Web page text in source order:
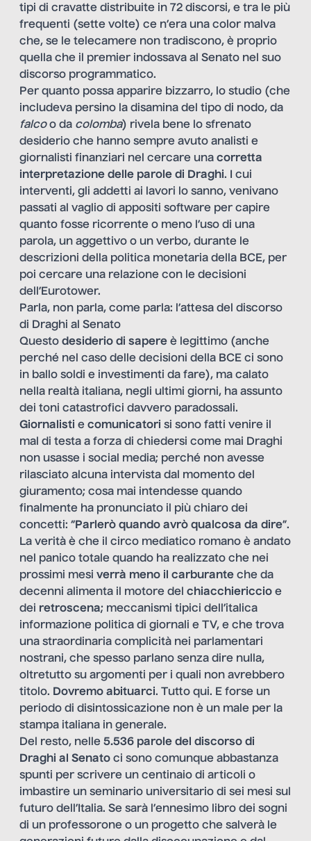
tipi di cravatte distribuite in 72 discorsi, e tra le più
frequenti (sette volte) ce n’era una color malva
che, se le telecamere non tradiscono, è proprio
quella che il premier indossava al Senato nel suo
discorso programmatico.
Per quanto possa apparire bizzarro, lo studio (che
includeva persino la disamina del tipo di nodo, da
falcoo da colomba) rivela bene lo sfrenato
desiderio che hanno sempre avuto analisti e
giornalisti finanziari nel cercare una corretta
interpretazione delle parole di Draghi. I cui
interventi, gli addetti ai lavori lo sanno, venivano
passati al vaglio di appositi software per capire
quanto fosse ricorrente o meno l’uso di una
parola, un aggettivo o un verbo, durante le
descrizioni della politica monetaria della BCE, per
poi cercare una relazione con le decisioni
dell’Eurotower.
Parla, non parla, come parla: l’attesa del discorso
di Draghi al Senato
Questo desiderio di sapere è legittimo (anche
perché nel caso delle decisioni della BCE ci sono
in ballo soldi e investimenti da fare), ma calato
nella realtà italiana, negli ultimi giorni, ha assunto
dei toni catastrofici davvero paradossali.
Giornalisti e comunicatori si sono fatti venire il
mal di testa a forza di chiedersi come mai Draghi
non usasse i social media; perché non avesse
rilasciato alcuna intervista dal momento del
giuramento; cosa mai intendesse quando
finalmente ha pronunciato il più chiaro dei
concetti: “Parlerò quando avrò qualcosa da dire”.
La verità è che il circo mediatico romano è andato
nel panico totale quando ha realizzato che nei
prossimi mesi verrà meno il carburante che da
decenni alimenta il motore del chiacchiericcio e
dei retroscena; meccanismi tipici dell’italica
informazione politica di giornali e TV, e che trova
una straordinaria complicità nei parlamentari
nostrani, che spesso parlano senza dire nulla,
oltretutto su argomenti per i quali non avrebbero
titolo. Dovremo abituarci. Tutto qui. E forse un
periodo di disintossicazione non è un male per la
stampa italiana in generale.
Del resto, nelle 5.536 parole del discorso di
Draghi al Senato ci sono comunque abbastanza
spunti per scrivere un centinaio di articoli o
imbastire un seminario universitario di sei mesi sul
futuro dell’Italia. Se sarà l’ennesimo libro dei sogni
di un professorone o un progetto che salverà le